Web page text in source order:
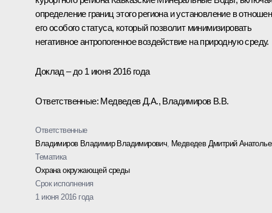
определение границ этого региона и установление в
его особого статуса, который позволит минимизировать
негативное антропогенное воздействие на природную среду.
Доклад – до 1 июня 2016 года
Ответственные: Медведев Д.А., Владимиров В.В.
Ответственные
Владимиров Владимир Владимирович Медведев Дмитрий
Тематика
Охрана окружающей среды
Срок исполнения
1 июня 2016 года